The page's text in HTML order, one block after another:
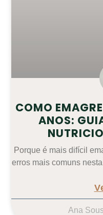
COMO
ANOS:
Porque é mais difícil
erros mais comuns
Ana